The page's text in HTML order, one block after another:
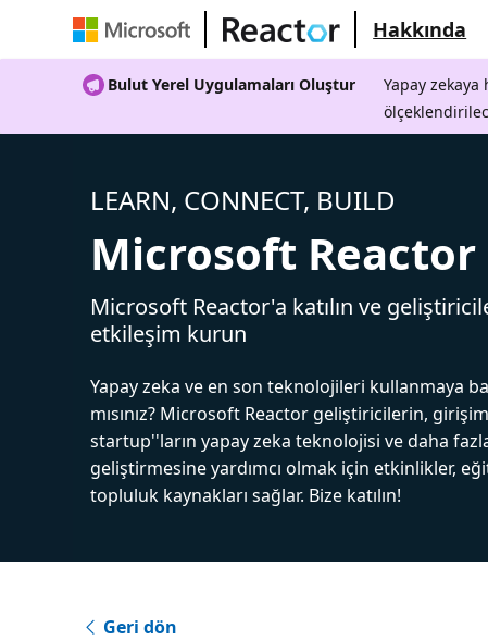
Hakkında
Bulut Yerel Uygulamaları Oluştur
Yapay zekaya
LEARN, CONNECT, BUILD
Microsoft Reactor
Microsoft Reactor'a katılın ve
etkileşim kurun
Yapay zeka ve en son teknolojileri kullanmaya
mısınız? Microsoft Reactor geliştiricilerin,
startup''ların yapay zeka teknolojisi ve daha
geliştirmesine yardımcı olmak için etkinlikler,
topluluk kaynakları sağlar. Bize katılın!
Geri dön